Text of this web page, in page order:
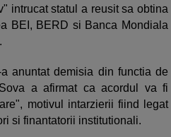
intrucat statul a reusit sa obtina
BEI, BERD si Banca Mondiala
anuntat demisia din functia de
a afirmat ca acordul va fi
motivul intarzierii fiind legat
si finantatorii institutionali.